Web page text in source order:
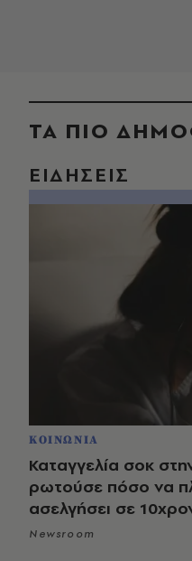
ΤΑ ΠΙΟ
ΕΙΔΗΣΕΙΣ
ΚΟΙΝΩΝΙΑ
Καταγγελία σοκ
ρωτούσε πόσο να
ασελγήσει σε
Newsroom